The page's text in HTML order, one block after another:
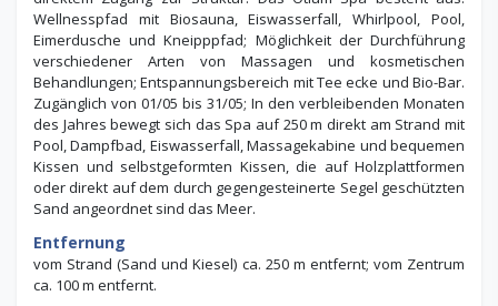
Wellnesspfad mit Biosauna, Eiswasserfall, Whirlpool, Pool,
Eimerdusche und Kneipppfad; Möglichkeit der Durchführung
verschiedener Arten von Massagen und kosmetischen
Behandlungen; Entspannungsbereich mit Tee ecke und Bio-Bar.
Zugänglich von 01/05 bis 31/05; In den verbleibenden Monaten
des Jahres bewegt sich das Spa auf 250 m direkt am Strand mit
Pool, Dampfbad, Eiswasserfall, Massagekabine und bequemen
Kissen und selbstgeformten Kissen, die auf Holzplattformen
oder direkt auf dem durch gegengesteinerte Segel geschützten
Sand angeordnet sind das Meer.
Entfernung
vom Strand (Sand und Kiesel) ca. 250 m entfernt; vom Zentrum
ca. 100 m entfernt.